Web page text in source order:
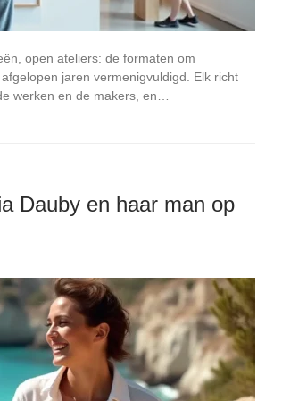
open ateliers: de formaten om
jaren vermenigvuldigd. Elk richt
werken en de makers, en…
Dauby en haar man op